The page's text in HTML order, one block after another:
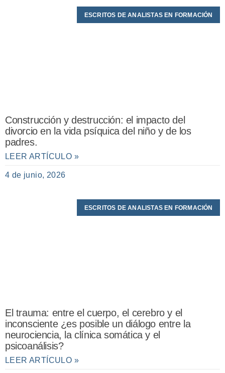
ESCRITOS DE ANALISTAS EN FORMACIÓN
Construcción y destrucción: el impacto del
divorcio en la vida psíquica del niño y de los
padres.
LEER ARTÍCULO »
4 de junio, 2026
ESCRITOS DE ANALISTAS EN FORMACIÓN
El trauma: entre el cuerpo, el cerebro y el
inconsciente ¿es posible un diálogo entre la
neurociencia, la clínica somática y el
psicoanálisis?
LEER ARTÍCULO »